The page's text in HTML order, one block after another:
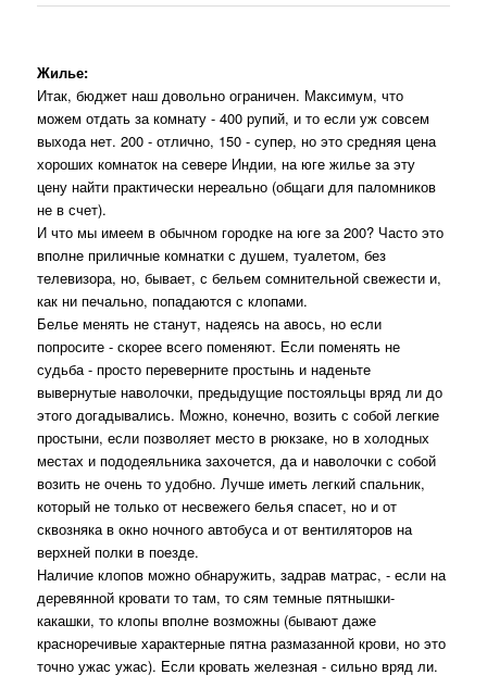
Жилье:
Итак, бюджет наш довольно ограничен. Максимум, что
можем отдать за комнату - 400 рупий, и то если уж совсем
выхода нет. 200 - отлично, 150 - супер, но это средняя цена
хороших комнаток на севере Индии, на юге жилье за эту
цену найти практически нереально (общаги для паломников
не в счет).
И что мы имеем в обычном городке на юге за 200? Часто это
вполне приличные комнатки с душем, туалетом, без
телевизора, но, бывает, с бельем сомнительной свежести и,
как ни печально, попадаются с клопами.
Белье менять не станут, надеясь на авось, но если
попросите - скорее всего поменяют. Если поменять не
судьба - просто переверните простынь и наденьте
вывернутые наволочки, предыдущие постояльцы вряд ли до
этого догадывались. Можно, конечно, возить с собой легкие
простыни, если позволяет место в рюкзаке, но в холодных
местах и пододеяльника захочется, да и наволочки с собой
возить не очень то удобно. Лучше иметь легкий спальник,
который не только от несвежего белья спасет, но и от
сквозняка в окно ночного автобуса и от вентиляторов на
верхней полки в поезде.
Наличие клопов можно обнаружить, задрав матрас, - если на
деревянной кровати то там, то сям темные пятнышки-
какашки, то клопы вполне возможны (бывают даже
красноречивые характерные пятна размазанной крови, но это
точно ужас ужас). Если кровать железная - сильно вряд ли.